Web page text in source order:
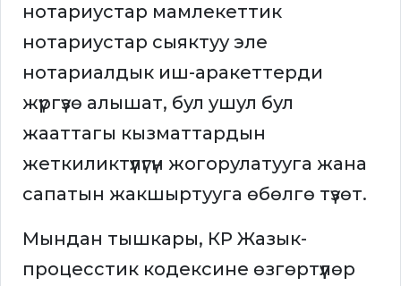
нотариустар мамлекеттик
нотариустар сыяктуу эле
нотариалдык иш-аракеттерди
жүргүзө алышат, бул ушул бул
жааттагы кызматтардын
жеткиликтүүлүгүн жогорулатууга жана
сапатын жакшыртууга өбөлгө түзөт.
Мындан тышкары, КР Жазык-
процесстик кодексине өзгөртүүлөр